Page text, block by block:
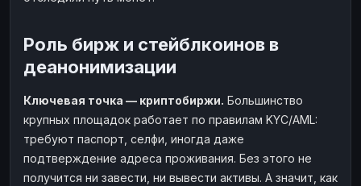
Роль бирж и стейблкоинов в
деанонимизации
Ключевая точка — криптобиржи. Большинство
крупных площадок работает по правилам KYC/AML:
требуют паспорт, селфи, иногда даже
подтверждение адреса проживания. Без этого не
получится ни завести, ни вывести активы. А значит, как